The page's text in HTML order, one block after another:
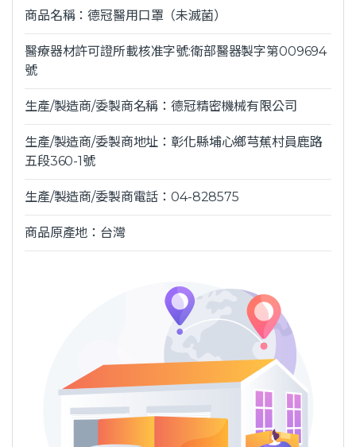
商品名稱：德冠醫用口罩（未滅菌）
醫療器材許可證所載核准字號:衛部醫器製字第009694
號
生產/製造商/委製商名稱：德冠精密機械有限公司
生產/製造商/委製商地址：彰化縣埔心鄉芎蕉村員鹿路
五段360-1號
生產/製造商/委製商電話：04-828575
商品原產地：台灣